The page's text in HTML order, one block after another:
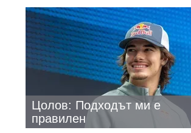
Цолов: Подходът ми е
правилен